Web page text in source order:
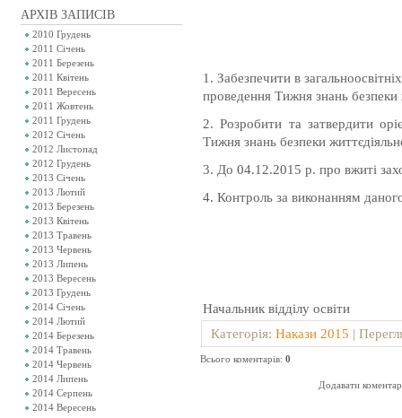
АРХІВ ЗАПИСІВ
2010 Грудень
2011 Січень
2011 Березень
2011 Квітень
2011 Вересень
2011 Жовтень
2011 Грудень
2012 Січень
2012 Листопад
2012 Грудень
2013 Січень
2013 Лютий
2013 Березень
2013 Квітень
2013 Травень
2013 Червень
2013 Липень
2013 Вересень
2013 Грудень
2014 Січень
2014 Лютий
2014 Березень
2014 Травень
2014 Червень
2014 Липень
2014 Серпень
2014 Вересень
1. Забезпечити в
проведення Тижня знань безпеки
2. Розробити та затвердити
Тижня знань безпеки
3. До 04.12.2015 р. про вжиті
4. Контроль за виконанням
Начальник відділу
Категорія: Накази 2015 |
Всього коментарів: 0
Додавати